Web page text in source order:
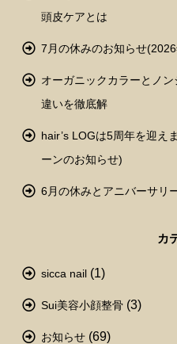
頭皮ケアとは
7月の休みのお知らせ
オーガニックカラーとノ
違いを徹底解
hair’s LOGは5周年を迎え
ーンのお知らせ)
6月の休みとアニバーサリ
カ
sicca nail (1)
Sui美容小顔整骨 (3)
お知らせ (69)